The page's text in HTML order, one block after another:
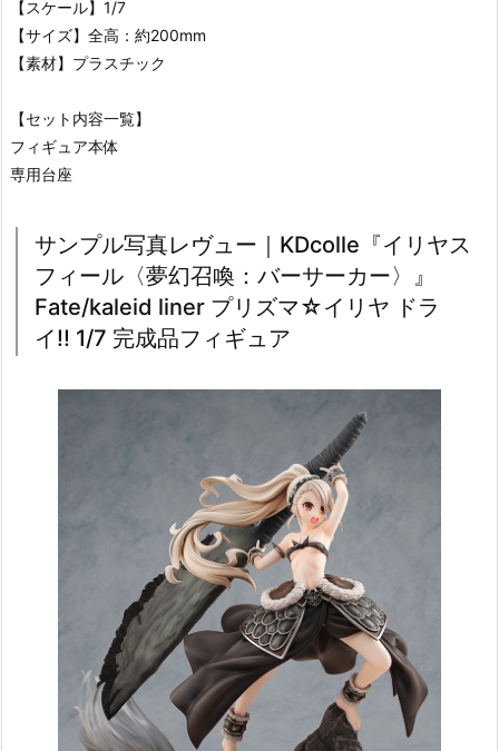
【スケール】1/7
【サイズ】全高：約200mm
【素材】プラスチック
【セット内容一覧】
フィギュア本体
専用台座
サンプル写真レヴュー｜KDcolle『イリヤス
フィール〈夢幻召喚：バーサーカー〉』
Fate/kaleid liner プリズマ☆イリヤ ドラ
イ!! 1/7 完成品フィギュア